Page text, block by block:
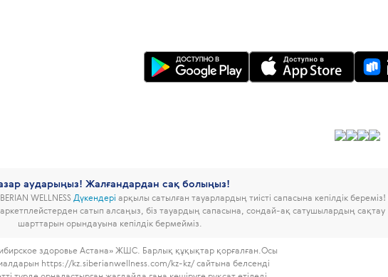
аударыңыз! Жалғандардан сақ болыңыз!
WELLNESS Дүкендері арқылы сатылған тауарлардың тиісті сапасына кепілдік береміз!
сатып алсаңыз, біз тауардың сапасына, сондай-ақ сатушылардың сақтау
шарттарын орындауына кепілдік бермейміз.
здоровье Астана» ЖШС. Барлық құқықтар қорғалған. Осы
https://kz.siberianwellness.com/kz-kz/ сайтына белсенді